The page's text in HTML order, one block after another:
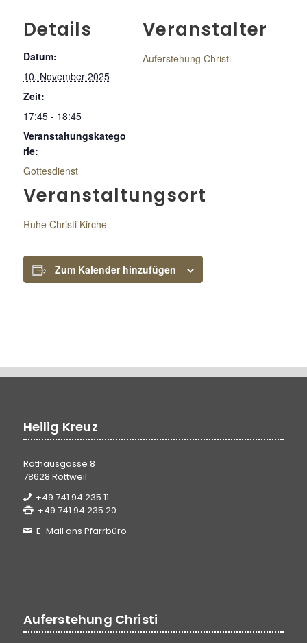
Details
Datum:
10. November 2025
Zeit:
17:45 - 18:45
Veranstaltungskatego
rie:
Gottesdienst
Veranstaltungsort
Ruhe Christi Kirche
Veranstalter
Auferstehung Christi
Zum Kalender hinzufügen
Heilig Kreuz
Rathausgasse 8
78628 Rottweil
+49 741 94 235 11
+49 741 94 235 20
E-Mail ans Pfarrbüro
Auferstehung Christi